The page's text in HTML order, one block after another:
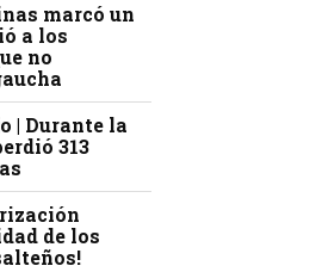
marcó un
a los
no
| Durante la
313
de los